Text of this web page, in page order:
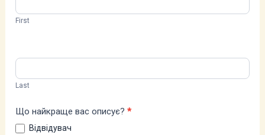
(Ukrainian)
First
Last
Що найкраще вас описує?*
Відвідувач